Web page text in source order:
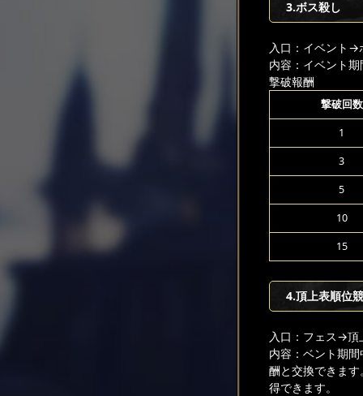
3.ボス殺し
入口：イベント →
内容：イベント
撃破報酬
撃破回数
1
3
5
10
15
4.頂上表順位
入口：フェス→頂
内容：ベント期
酬と交換できま
得できます。